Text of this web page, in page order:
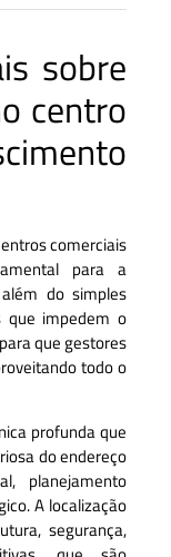
sobre
centro
comerciais
para a
do simples
que impedem o
que gestores
todo o
profunda que
do endereço
planejamento
A localização
segurança,